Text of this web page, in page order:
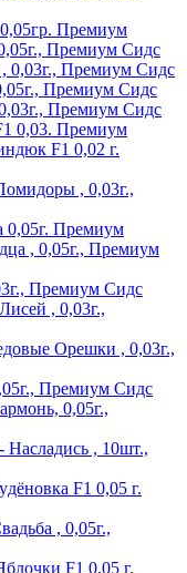
Премиум
Премиум Сидс
0,03г., Премиум Сидс
Премиум Сидс
Премиум Сидс
0,03. Премиум
F1 0,02 г.
, 0,03г.,
0,05г. Премиум
, 0,05г., Премиум
Премиум Сидс
, 0,03г.,
Орешки , 0,03г.,
Премиум Сидс
0,05г.,
Насладись , 10шт.,
F1 0,05 г.
, 0,05г.,
F1 0,05 г.